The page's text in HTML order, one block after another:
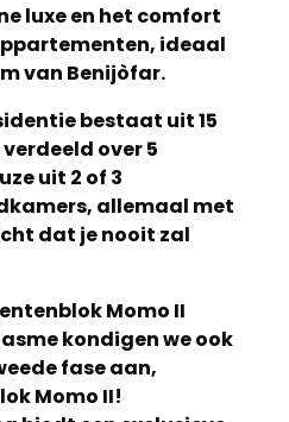
luxe en het comfort
ideaal
van Benijòfar.
bestaat uit 15
over 5
uit 2 of 3
allemaal met
dat je nooit zal
Momo II
kondigen we ook
fase aan,
Momo II!